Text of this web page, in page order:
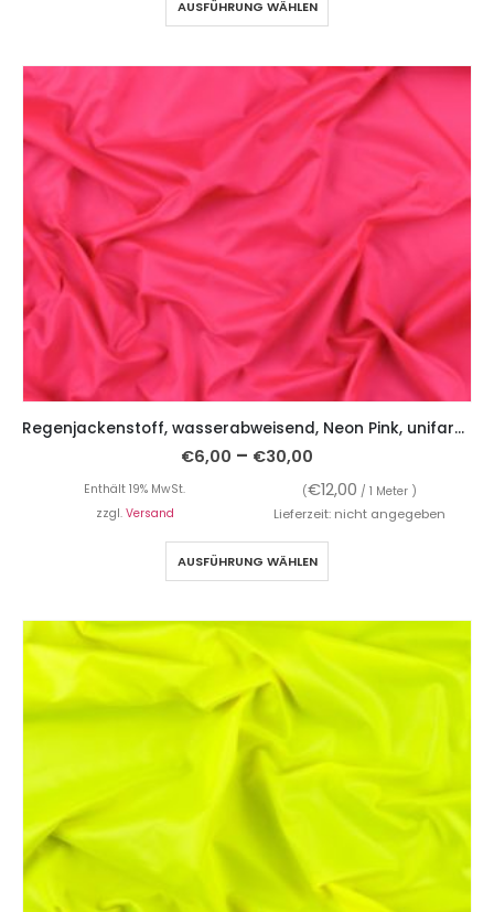
AUSFÜHRUNG WÄHLEN
Regenjackenstoff, wasserabweisend, Neon Pink, unifarben
€6,00 – €30,00
Enthält 19% MwSt. (€12,00 / 1 Meter )
zzgl. Versand Lieferzeit: nicht angegeben
AUSFÜHRUNG WÄHLEN